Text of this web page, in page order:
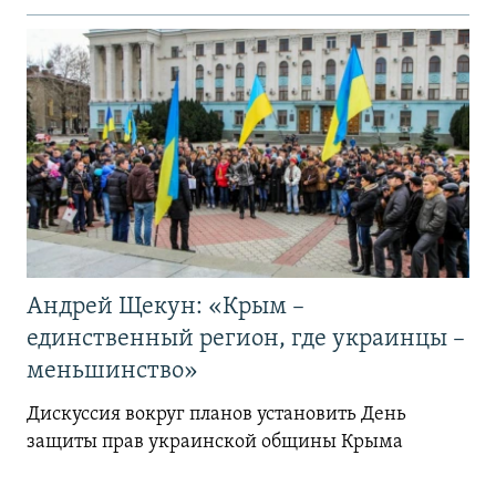
Андрей Щекун: «Крым –
единственный регион, где украинцы –
меньшинство»
Дискуссия вокруг планов установить День
защиты прав украинской общины Крыма